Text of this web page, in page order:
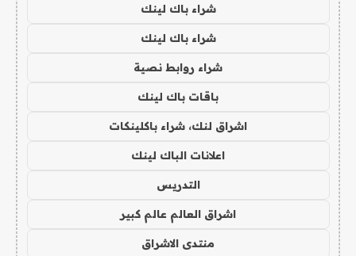
شراء باك لينك
شراء باك لينك
شراء روابط نصية
باقات باك لينك
اشراق لنك، شراء باكلينكات
اعلانات الباك لينك
التدريس
اشراق العالم عالم كبير
منتدى الاشراق